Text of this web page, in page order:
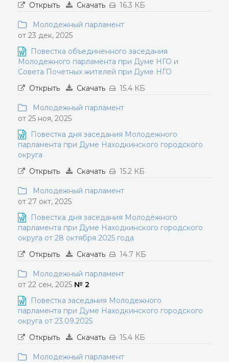
Открыть
Скачать 16.3 КБ
Молодежный парламент
от 23 дек, 2025
Повестка объединенного заседания
Молодежного парламента при Думе НГО и
Совета Почетных жителей при Думе НГО
Открыть
Скачать 15.4 КБ
Молодежный парламент
от 25 ноя, 2025
Повестка дня заседания Молодежного
парламента при Думе Находкинского городского
округа
Открыть
Скачать 15.2 КБ
Молодежный парламент
от 27 окт, 2025
Повестка дня заседания Молодёжного
парламента при Думе Находкинского городского
округа от 28 октября 2025 года
Открыть
Скачать 14.7 КБ
Молодежный парламент
от 22 сен, 2025 № 2
Повестка заседания Молодежного
парламента при Думе Находкинского городского
округа от 23.09.2025
Открыть
Скачать 15.4 КБ
Молодежный парламент